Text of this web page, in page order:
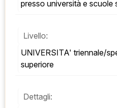
presso università e scuole
Livello:
UNIVERSITA' triennale/
superiore
Dettagli: